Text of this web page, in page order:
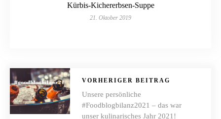
Kürbis-Kichererbsen-Suppe
21. Oktober 2019
VORHERIGER BEITRAG
Unsere persönliche
#Foodblogbilanz2021 – das war
unser kulinarisches Jahr 2021!